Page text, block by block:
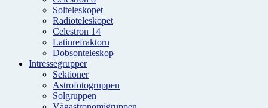
Solteleskopet
Radioteleskopet
Celestron 14
Latinrefraktorn
Dobsonteleskop
Intressegrupper
Sektioner
Astrofotogruppen
Solgruppen